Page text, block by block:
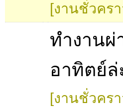
[งานชั่วคร
ทำงานผ่
อาทิตย์ล่
[งานชั่วคร